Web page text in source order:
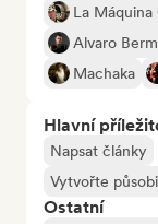
La Máquina
Alvaro
Machaka
Hlavní
Napsat články
Vytvořte
Ostatní